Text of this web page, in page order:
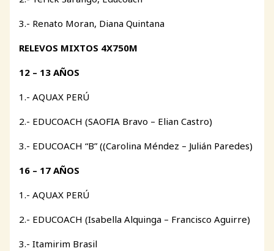
3.- Renato Moran, Diana Quintana
RELEVOS MIXTOS 4X750M
12 – 13 AÑOS
1.- AQUAX PERÚ
2.- EDUCOACH (SAOFIA Bravo – Elian Castro)
3.- EDUCOACH “B” ((Carolina Méndez – Julián Paredes)
16 – 17 AÑOS
1.- AQUAX PERÚ
2.- EDUCOACH (Isabella Alquinga – Francisco Aguirre)
3.- Itamirim Brasil